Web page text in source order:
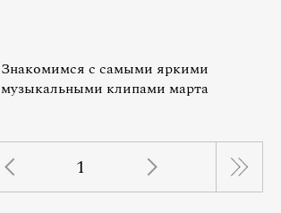
Знакомимся с самыми яркими
музыкальными клипами марта
1